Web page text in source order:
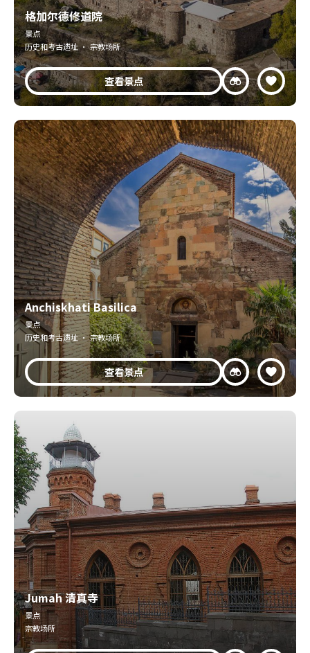
格加尔德修道院
景点
历史和考古遗址 · 宗教场所
查看景点
Anchiskhati Basilica
景点
历史和考古遗址 · 宗教场所
查看景点
Jumah 清真寺
景点
宗教场所